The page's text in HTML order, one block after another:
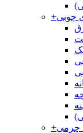
+چوبی
+چرمی